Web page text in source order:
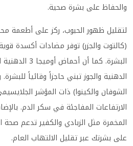
والحفاظ على بشرة صحية.
لتقليل ظهور الحبوب، ركز على أطعمة
(كالتوت والجزر) توفر مضادات أكسدة
البشرة. كما أن
الدهنية والجوز تبني حاجزاً وقائياً
الشوفان والكينوا) ذات المؤشر
الارتفاعات المفاجئة في سكر الدم.
المخمرة مثل الزبادي والكفير تدعم صحة
على بشرتك عبر تقليل الالتهاب العام.